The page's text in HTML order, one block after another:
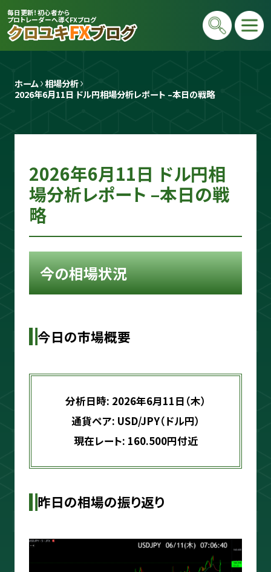
毎日更新！初心者から
プロトレーダーへ導くFXブログ
プロトレーダー
クロユキ
は毎日LIVEで初心者向けに「勝てる考え
方」と手法を解説。商材は一切販売せず、Y
ouTube＆書籍ですべて公開していま
す。"わからない"を"わかる"に変えるお
相場分析
ホーム 相場分析
2026年6月11日 ドル円相場分析レポート –本日の戦略
2026年6月11日 ドル円相
場分析レポート –本日の戦
略
今の相場状況
今日の市場概要
分析日時: 2026年6月11日（木）
通貨ペア: USD/JPY（ドル円）
現在レート: 160.500円付近
昨日の相場の振り返り